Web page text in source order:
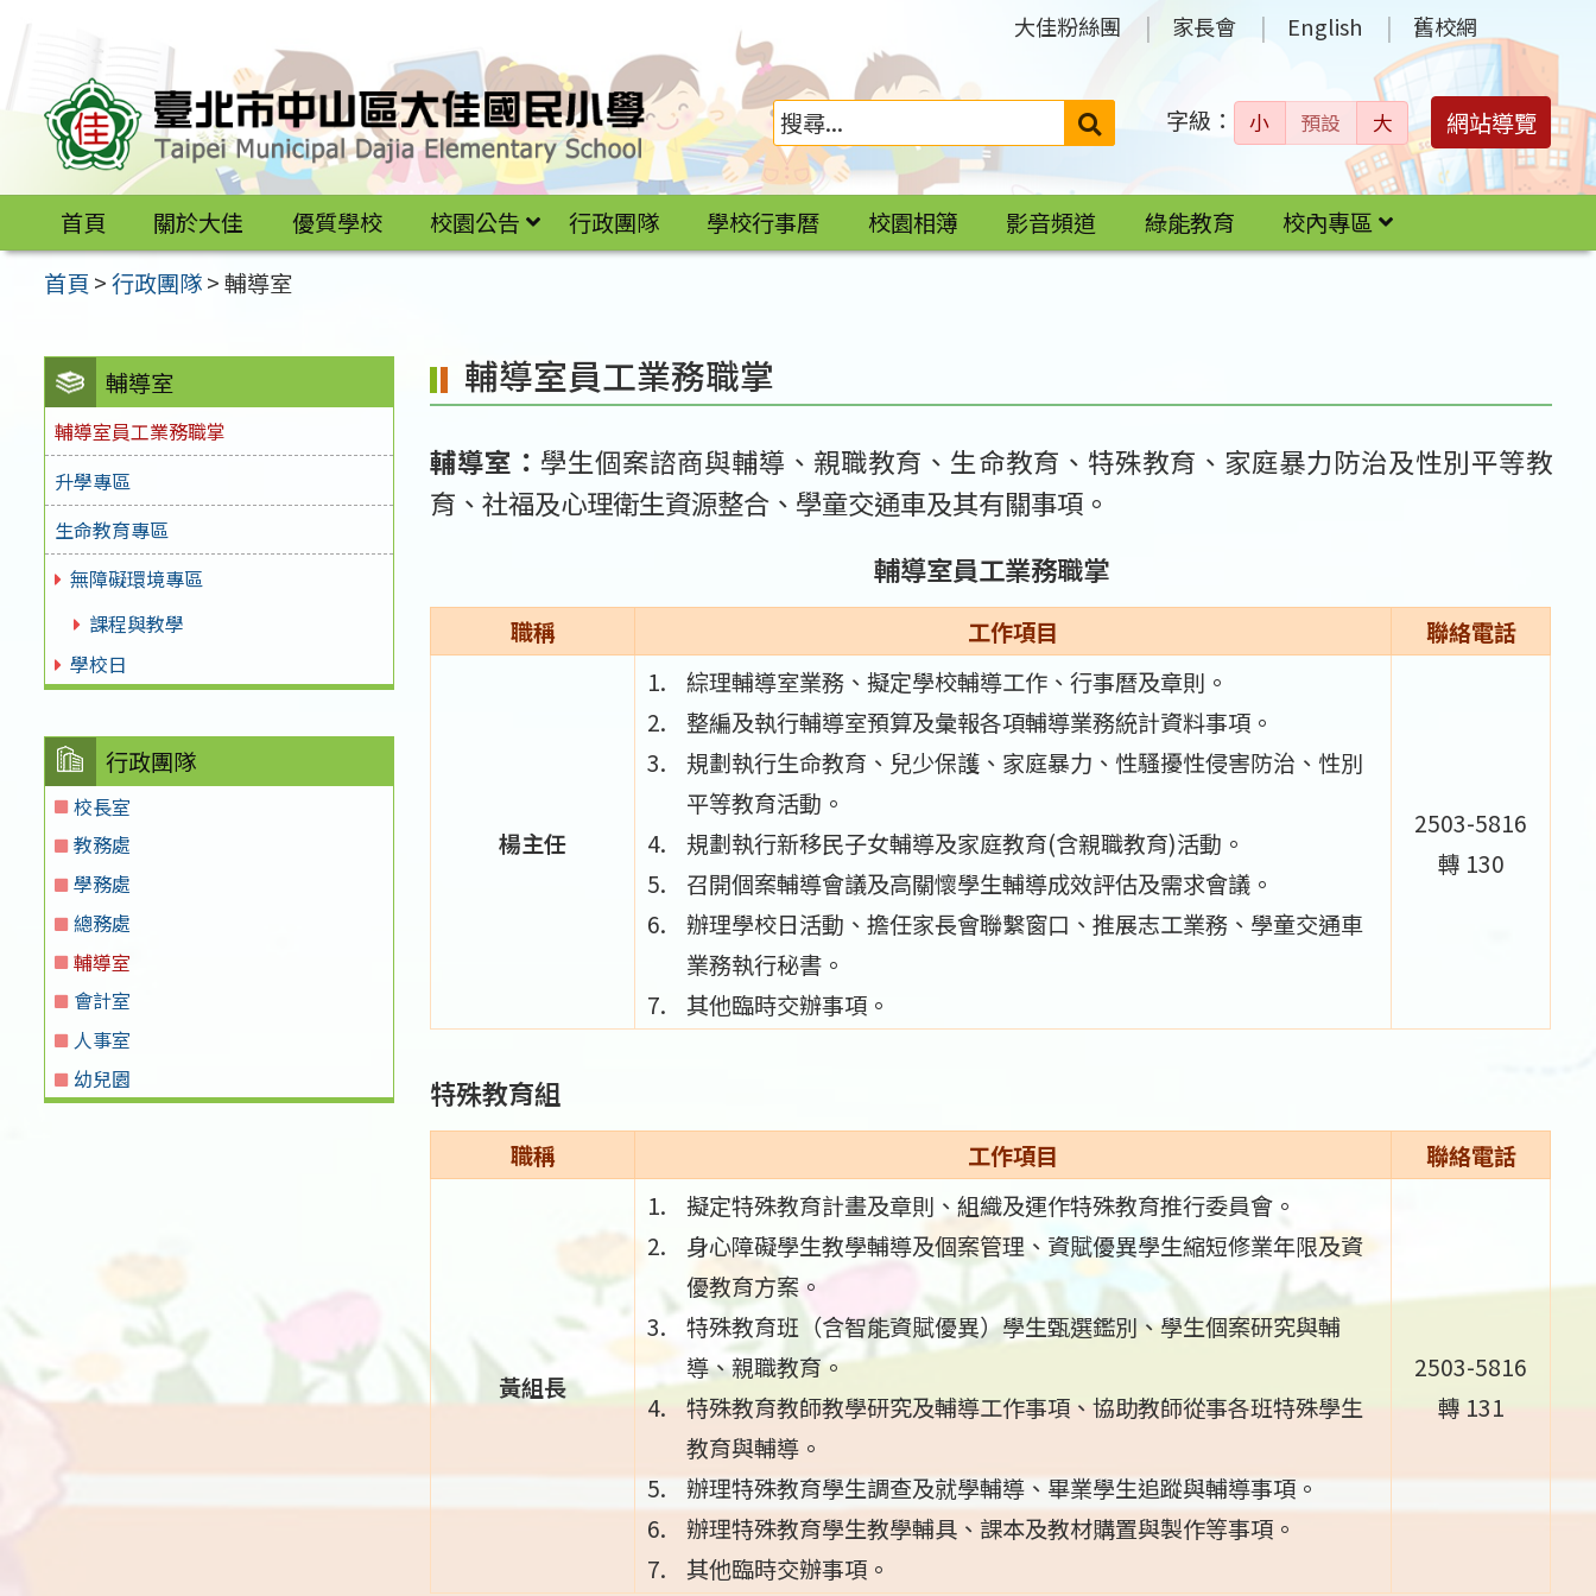
區
大佳粉絲團 家長會 English 舊校網
搜
字級： 小 預設 大 網站導覽
首頁 關於大佳 優質學校 校園公告 行政團隊 學校行事曆 校園相簿 影音頻道 綠能教育
校內專區
首頁 >行政團隊>輔導室
輔導室
輔導室員工業務職掌
升學專區
生命教育專區
無障礙環境專區
課程與教學
學校日
行政團隊
校長室
教務處
學務處
總務處
輔導室
會計室
人事室
幼兒園
輔導室員工業務職掌
輔導室： 學生個案諮商與輔導、親職教育、生命教育、特殊教育、家庭暴力防治及性別平等教
育、社福及心理衛生資源整合、學童交通車及其有關事項。
輔導室員工業務職掌
職稱 工作項目 聯絡電話
楊主任
綜理輔導室業務、擬定學校輔導工作、行事曆及章則。
整編及執行輔導室預算及彙報各項輔導業務統計資料事項。
規劃執行生命教育、兒少保護、家庭暴力、性騷擾性侵害防治、性別
平等教育活動。
規劃執行新移民子女輔導及家庭教育(含親職教育)活動。
召開個案輔導會議及高關懷學生輔導成效評估及需求會議。
辦理學校日活動、擔任家長會聯繫窗口、推展志工業務、學童交通車
業務執行秘書。
其他臨時交辦事項。
2503-5816
轉 130
特殊教育組
職稱 工作項目 聯絡電話
黃組長
擬定特殊教育計畫及章則、組織及運作特殊教育推行委員會。
身心障礙學生教學輔導及個案管理、資賦優異學生縮短修業年限及資
優教育方案。
特殊教育班（含智能資賦優異）學生甄選鑑別、學生個案研究與輔
導、親職教育。
特殊教育教師教學研究及輔導工作事項、協助教師從事各班特殊學生
教育與輔導。
辦理特殊教育學生調查及就學輔導、畢業學生追蹤與輔導事項。
辦理特殊教育學生教學輔具、課本及教材購置與製作等事項。
其他臨時交辦事項。
2503-5816
轉 131